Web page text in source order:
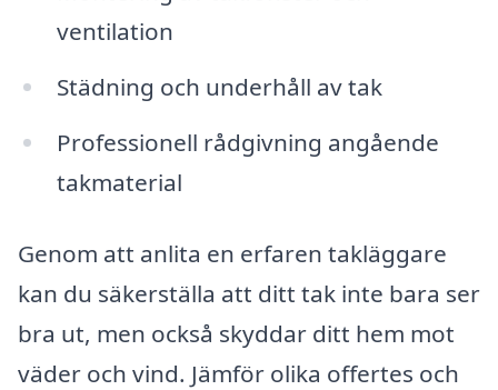
ventilation
Städning och underhåll av tak
Professionell rådgivning angående
takmaterial
Genom att anlita en erfaren takläggare
kan du säkerställa att ditt tak inte bara ser
bra ut, men också skyddar ditt hem mot
väder och vind. Jämför olika offertes och